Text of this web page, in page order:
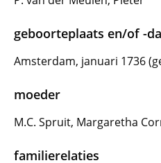
geboorteplaats en/of -
Amsterdam, januari 1736
moeder
M.C. Spruit, Margaretha
familierelaties